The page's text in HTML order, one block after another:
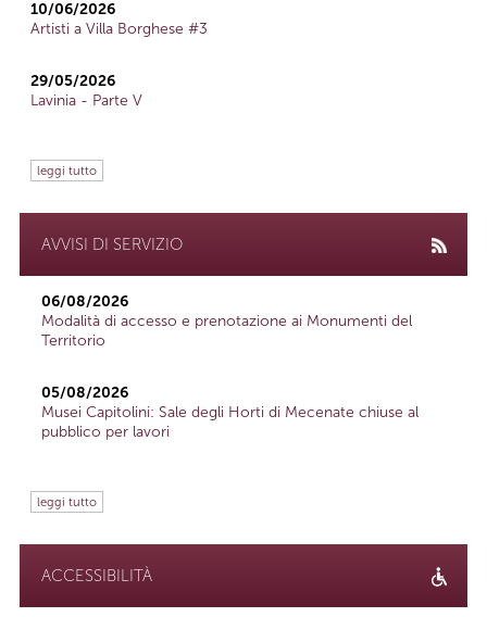
10/06/2026
Artisti a Villa Borghese #3
29/05/2026
Lavinia - Parte V
leggi tutto
AVVISI DI SERVIZIO
06/08/2026
Modalità di accesso e prenotazione ai Monumenti del
Territorio
05/08/2026
Musei Capitolini: Sale degli Horti di Mecenate chiuse al
pubblico per lavori
leggi tutto
ACCESSIBILITÀ